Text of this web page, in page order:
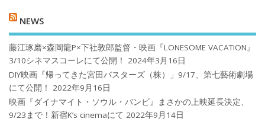
NEWS
藤江琢磨×森岡龍P×下社敦郎監督・映画『LONESOME VACATION』
3/10シネマスコーレにて公開！
2024年3月16日
DIY映画『帰ってきた宮田バスターズ（株）」9/17、第七藝術劇場
にて公開！
2022年9月16日
映画『ダイナマイト・ソウル・バンビ』まさかの上映延長決定、
9/23まで！新宿K’s cinemaにて 2022年9月14日